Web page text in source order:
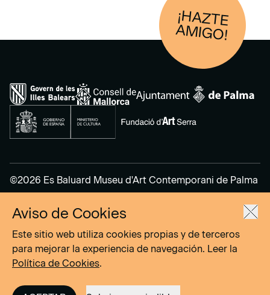
¡HAZTE
AM
IGO!
©2026 Es Baluard Museu d'Art Contemporani de Palma
Aviso Legal
Política de Privacidad
Política de cookies
Site byDOMO–A
Aviso de Cookies
Este sitio web utiliza cookies propias y de terceros
para mejorar la experiencia de navegación. Leer la
Política de Cookies.